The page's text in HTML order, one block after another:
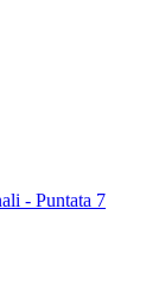
- Puntata 7